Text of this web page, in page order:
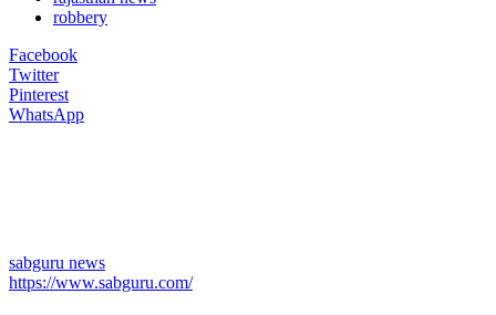
robbery
Facebook
Twitter
Pinterest
WhatsApp
sabguru news
https://www.sabguru.com/